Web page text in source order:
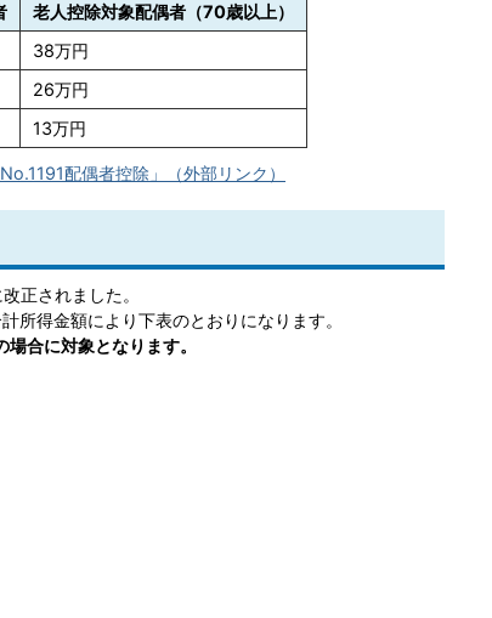
老人控除対象配偶者（70歳以上）
38万円
26万円
13万円
配偶者控除」（外部リンク）
正されました。
所得金額により下表のとおりになります。
合に対象となります。